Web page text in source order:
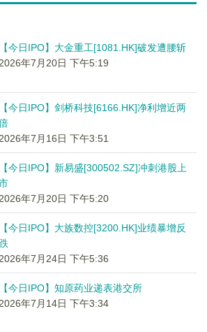
【今日IPO】大金重工[1081.HK]破发遭腰斩
2026年7月20日 下午5:19
【今日IPO】剑桥科技[6166.HK]净利增近两
2026年7月16日 下午3:51
【今日IPO】新易盛[300502.SZ]冲刺港股上
2026年7月20日 下午5:20
【今日IPO】大族数控[3200.HK]业绩暴增反
跌
2026年7月24日 下午5:36
【今日IPO】知原药业递表港交所
2026年7月14日 下午3:34